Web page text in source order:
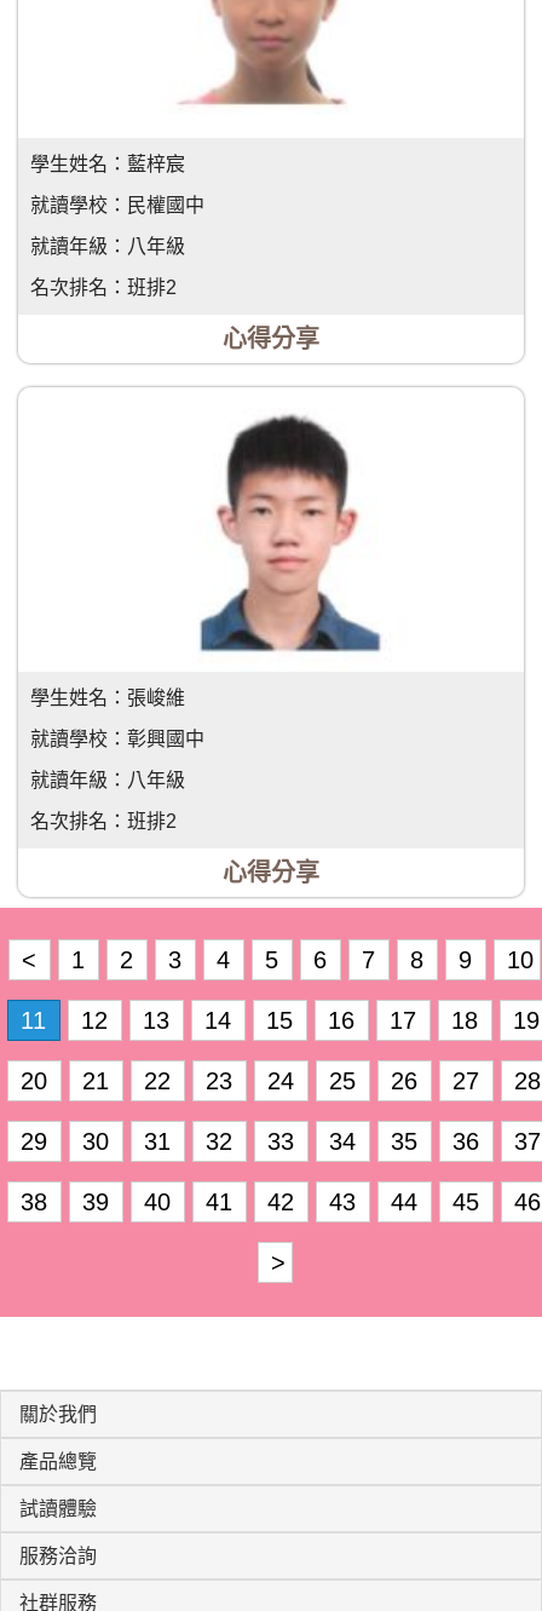
學生姓名： 藍梓宸
就讀學校： 民權國中
就讀年級： 八年級
名次排名： 班排2
心得分享
學生姓名： 張峻維
就讀學校： 彰興國中
就讀年級： 八年級
名次排名： 班排2
心得分享
< 1 2 3 4 5 6 7 8 9 10
11 12 13 14 15 16 17 18 19
20 21 22 23 24 25 26 27 28
29 30 31 32 33 34 35 36 37
38 39 40 41 42 43 44 45 46
>
關於我們
產品總覽
試讀體驗
服務洽詢
社群服務